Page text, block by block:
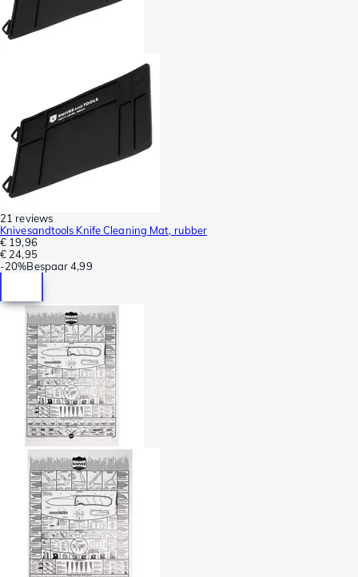
21 reviews
Knivesandtools Knife Cleaning Mat, rubber
€ 19,96
€ 24,95
-20%Bespaar 4,99